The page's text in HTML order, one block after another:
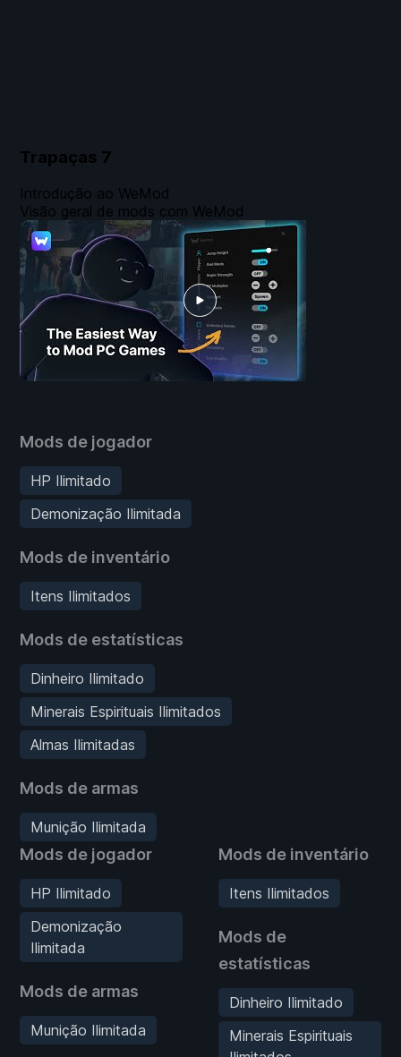
Trapaças 7
Mods de jogador
HP Ilimitado
Demonização Ilimitada
Mods de inventário
Itens Ilimitados
Mods de estatísticas
Dinheiro Ilimitado
Minerais Espirituais Ilimitados
Almas Ilimitadas
Mods de armas
Munição Ilimitada
Mods de jogador
HP Ilimitado
Demonização
Ilimitada
Mods de armas
Munição Ilimitada
Mods de inventário
Itens Ilimitados
Mods de
estatísticas
Dinheiro Ilimitado
Minerais Espirituais
Introdução ao WeMod
Visão geral de mods com WeMod